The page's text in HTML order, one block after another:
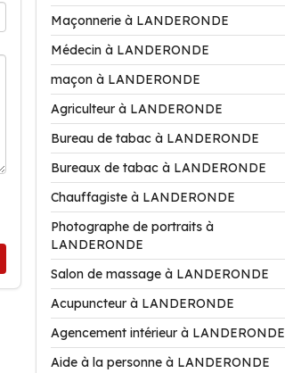
Maçonnerie à LANDERONDE
Médecin à LANDERONDE
maçon à LANDERONDE
Agriculteur à LANDERONDE
Bureau de tabac à LANDERONDE
Bureaux de tabac à LANDERONDE
Chauffagiste à LANDERONDE
Photographe de portraits à
LANDERONDE
Salon de massage à LANDERONDE
Acupuncteur à LANDERONDE
Agencement intérieur à LANDERONDE
Aide à la personne à LANDERONDE